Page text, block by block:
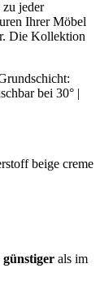
zu jeder
Ihrer Möbel
Die Kollektion
bei 30° |
beige creme
günstiger als im